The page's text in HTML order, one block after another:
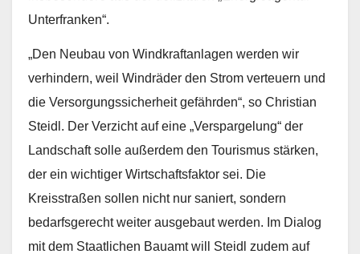
Unterfranken“.
„Den Neubau von Windkraftanlagen werden wir
verhindern, weil Windräder den Strom verteuern und
die Versorgungssicherheit gefährden“, so Christian
Steidl. Der Verzicht auf eine „Verspargelung“ der
Landschaft solle außerdem den Tourismus stärken,
der ein wichtiger Wirtschaftsfaktor sei. Die
Kreisstraßen sollen nicht nur saniert, sondern
bedarfsgerecht weiter ausgebaut werden. Im Dialog
mit dem Staatlichen Bauamt will Steidl zudem auf